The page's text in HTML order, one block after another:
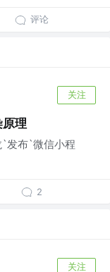
评论
关注
理
发布`微信小程
2
关注